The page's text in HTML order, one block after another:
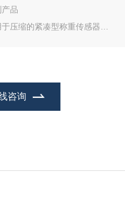
产品
于压缩的紧凑型称重传感器
咨询